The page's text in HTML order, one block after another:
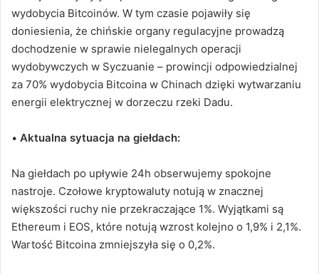
wydobycia Bitcoinów. W tym czasie pojawiły się
doniesienia, że chińskie organy regulacyjne prowadzą
dochodzenie w sprawie nielegalnych operacji
wydobywczych w Syczuanie – prowincji odpowiedzialnej
za 70% wydobycia Bitcoina w Chinach dzięki wytwarzaniu
energii elektrycznej w dorzeczu rzeki Dadu.
• Aktualna sytuacja na giełdach:
Na giełdach po upływie 24h obserwujemy spokojne
nastroje. Czołowe kryptowaluty notują w znacznej
większości ruchy nie przekraczające 1%. Wyjątkami są
Ethereum i EOS, które notują wzrost kolejno o 1,9% i 2,1%.
Wartość Bitcoina zmniejszyła się o 0,2%.